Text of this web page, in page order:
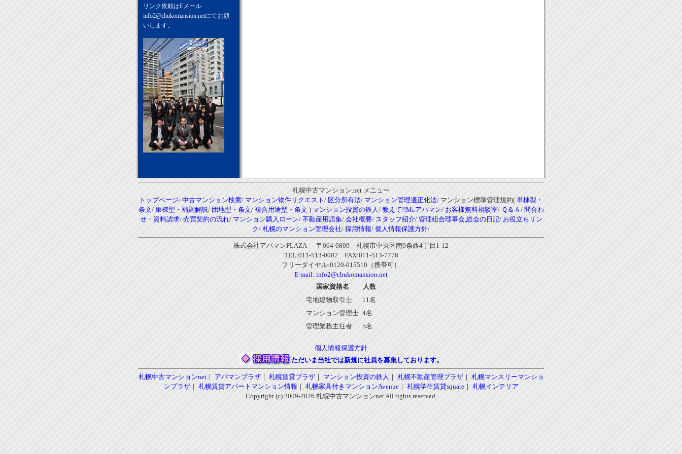
リンク依頼はEメール
info2@chukomansion.netにてお願
いします。
札幌中古マンション.net メニュー
トップページ/ 中古マンション検索/ マンション物件リクエスト / 区分所有法/ マンション管理適正化法/ マンション標準管理規約( 単棟型・
条文/ 単棟型・補則解説/ 団地型・条文/ 複合用途型・条文 ) マンション投資の鉄人/ 教えて!!Mr.アパマン/ お客様無料相談室/ Ｑ＆Ａ / 問合わ
せ・資料請求/ 売買契約の流れ/ マンション購入ローン/ 不動産用語集/ 会社概要/ スタッフ紹介/ 管理組合理事会,総会の日記/ お役立ちリン
ク/ 札幌のマンション管理会社/ 採用情報/ 個人情報保護方針/
株式会社アパマンPLAZA 〒064-0809 札幌市中央区南9条西4丁目1-12
TEL:011-513-0007 FAX:011-513-7778
フリーダイヤル:0120-015510（携帯可）
E-mail: info2@chukomansion.net
国家資格名
人数
宅地建物取引士
11名
マンション管理士 4名
管理業務主任者
5名
個人情報保護方針
ただいま当社では新規に社員を募集しております。
札幌中古マンションnet｜ アパマンプラザ｜ 札幌賃貸プラザ｜ マンション投資の鉄人 ｜ 札幌不動産管理プラザ｜ 札幌マンスリーマンショ
ンプラザ｜ 札幌賃貸アパートマンション情報 ｜ 札幌家具付きマンションAvenue｜ 札幌学生賃貸square｜ 札幌インテリア
Copyright (c) 2009-2026 札幌中古マンションnet All rights reserved.